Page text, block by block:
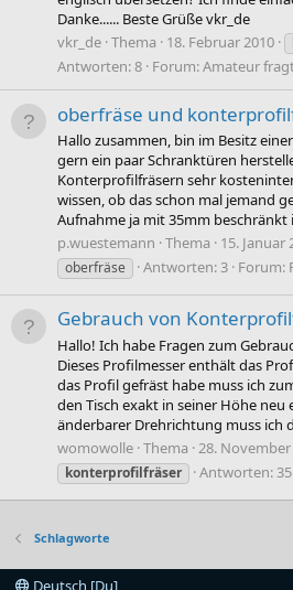
Danke...... Beste Grüße vkr_de
vkr_de Thema 18. Februar 2010
Antworten: 8 Forum:Amateur
oberfräse und
Hallo zusammen, bin im Besitz
gern ein paar Schranktüren
Konterprofilfräsern sehr
wissen, ob das schon mal jemand
Aufnahme ja mit 35mm beschränkt
p.wuestemann Thema 15. Januar
oberfräse
Antworten: 3 Forum:
Gebrauch von
Hallo! Ich habe Fragen zum
Dieses Profilmesser enthält das
das Profil gefräst habe muss ich
den Tisch exakt in seiner Höhe neu
änderbarer Drehrichtung muss ich
womowolle Thema 28. November
konterprofilfräser
Antworten: 35
Schlagworte
Deutsch [Du]